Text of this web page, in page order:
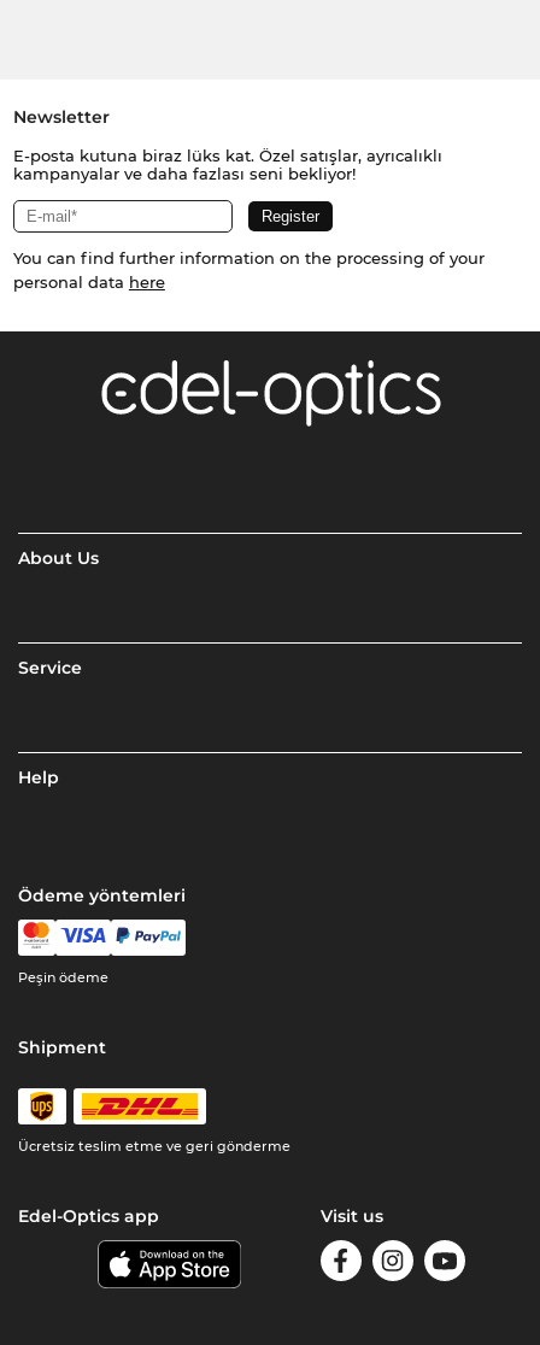
Newsletter
E-posta kutuna biraz lüks kat. Özel satışlar, ayrıcalıklı
kampanyalar ve daha fazlası seni bekliyor!
You can find further information on the processing of your
personal data here
About Us
Service
Help
Ödeme yöntemleri
Peşin ödeme
Shipment
Ücretsiz teslim etme ve geri gönderme
Edel-Optics app Visit us